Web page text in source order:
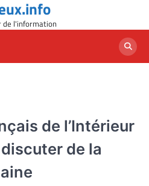
de l'information
de l’Intérieur
de la